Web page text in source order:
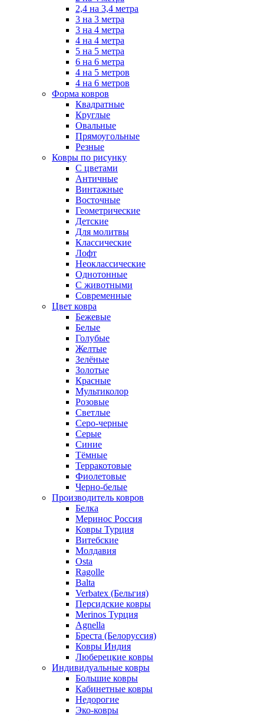
2,4 на 3,4 метра
3 на 3 метра
3 на 4 метра
4 на 4 метра
5 на 5 метра
6 на 6 метра
4 на 5 метров
4 на 6 метров
Форма ковров
Квадратные
Круглые
Овальные
Прямоугольные
Резные
Ковры по рисунку
C цветами
Античные
Винтажные
Восточные
Геометрические
Детские
Для молитвы
Классические
Лофт
Неоклассические
Однотонные
С животными
Современные
Цвет ковра
Бежевые
Белые
Голубые
Желтые
Зелёные
Золотые
Красные
Мультиколор
Розовые
Светлые
Серо-черные
Серые
Синие
Тёмные
Терракотовые
Фиолетовые
Черно-белые
Производитель ковров
Белка
Меринос Россия
Ковры Турция
Витебские
Молдавия
Osta
Ragolle
Balta
Verbatex (Бельгия)
Персидские ковры
Merinos Турция
Agnella
Бреста (Белоруссия)
Ковры Индия
Люберецкие ковры
Индивидуальные ковры
Большие ковры
Кабинетные ковры
Недорогие
Эко-ковры